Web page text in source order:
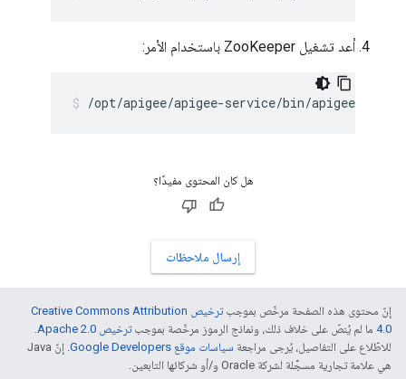
أعد تشغيل ZooKeeper باستخدام الأمر:
/opt/apigee/apigee-service/bin/apigee-
هل كان المحتوى مفيدًا؟
إرسال ملاحظات
إنّ محتوى هذه الصفحة مرخّص بموجب
ترخيص Creative Commons Attribution
4.0‏ ما لم يُنصّ على خلاف ذلك، ونماذج الرموز مرخّصة بموجبترخيص Apache 2.0‏
.
للاطّلاع على التفاصيل، يُرجى مراجعة سياسات موقع Google Developers‏
. إنّ Java
هي علامة تجارية مسجَّلة لشركة Oracle و/أو شركائها التابعين.